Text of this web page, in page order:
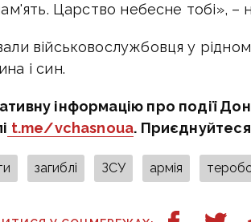
Царство небесне тобі»,
військовослужбовця у
і син.
інформацію про події
t.me/vchasnoua.
загиблі ЗСУ армія